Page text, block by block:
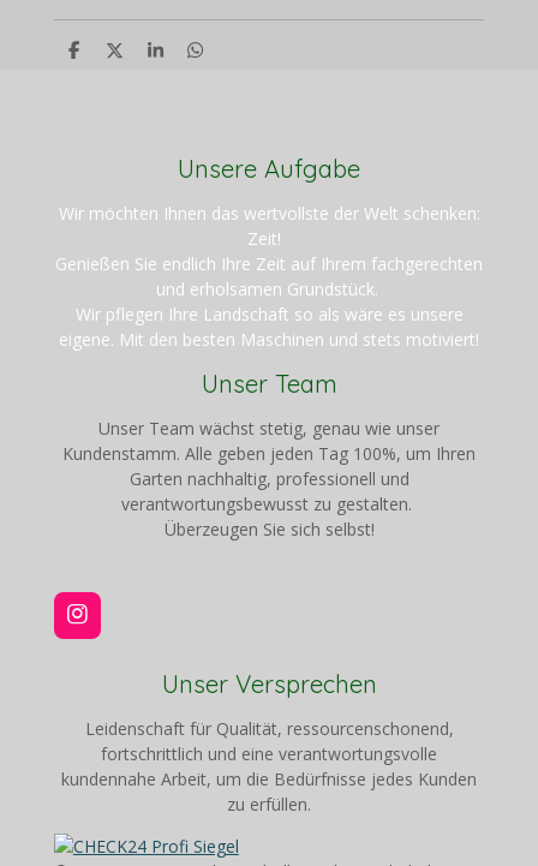
T
T
T
T
Unsere Aufgabe
Wir möchten Ihnen das wertvollste der Welt schenken:
Zeit!
Genießen Sie endlich Ihre Zeit auf Ihrem fachgerechten
und erholsamen Grundstück.
Wir pflegen Ihre Landschaft so als wäre es unsere
eigene. Mit den besten Maschinen und stets motiviert!
Unser Team
Unser Team wächst stetig, genau wie unser
Kundenstamm. Alle geben jeden Tag 100%, um Ihren
Garten nachhaltig, professionell und
verantwortungsbewusst zu gestalten.
Überzeugen Sie sich selbst!
I
n
a
Unser Versprechen
Leidenschaft für Qualität, ressourcenschonend,
fortschrittlich und eine verantwortungsvolle
kundennahe Arbeit, um die Bedürfnisse jedes Kunden
zu erfüllen.